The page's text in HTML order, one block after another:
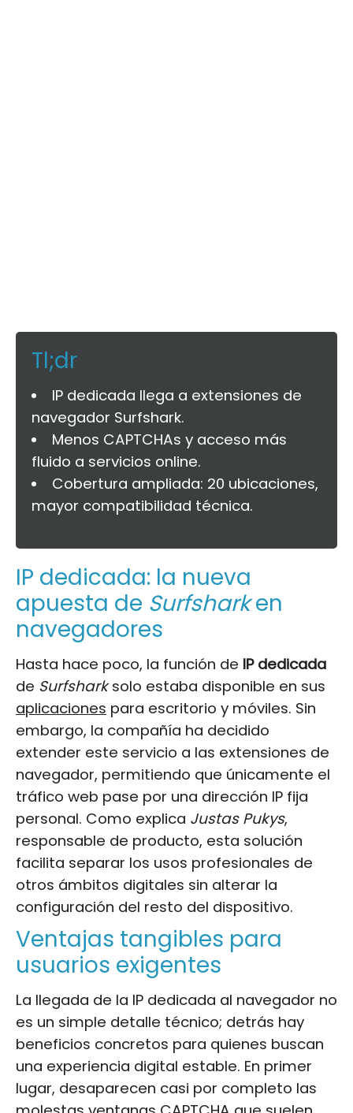
Tl;dr
IP dedicada llega a extensiones de
navegador Surfshark.
Menos CAPTCHAs y acceso más
fluido a servicios online.
Cobertura ampliada: 20 ubicaciones,
mayor compatibilidad técnica.
IP dedicada: la nueva
apuesta de Surfsharken
navegadores
Hasta hace poco, la función de IP dedicada
de Surfsharksolo estaba disponible en sus
aplicaciones para escritorio y móviles. Sin
embargo, la compañía ha decidido
extender este servicio a las extensiones de
navegador, permitiendo que únicamente el
tráfico web pase por una dirección IP fija
personal. Como explica Justas Pukys,
responsable de producto, esta solución
facilita separar los usos profesionales de
otros ámbitos digitales sin alterar la
configuración del resto del dispositivo.
Ventajas tangibles para
usuarios exigentes
La llegada de la IP dedicada al navegador no
es un simple detalle técnico; detrás hay
beneficios concretos para quienes buscan
una experiencia digital estable. En primer
lugar, desaparecen casi por completo las